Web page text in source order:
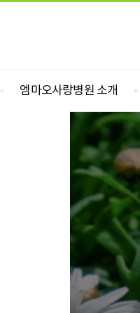
엠마오사랑병원 소개